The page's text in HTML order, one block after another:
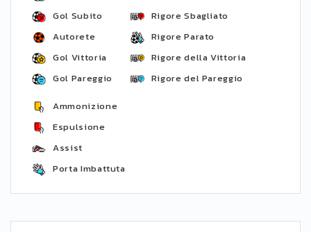
Gol Subito
Autorete
Gol Vittoria
Gol Pareggio
Rigore Sbagliato
Rigore Parato
Rigore della Vittoria
Rigore del Pareggio
Ammonizione
Espulsione
Assist
Porta Imbattuta